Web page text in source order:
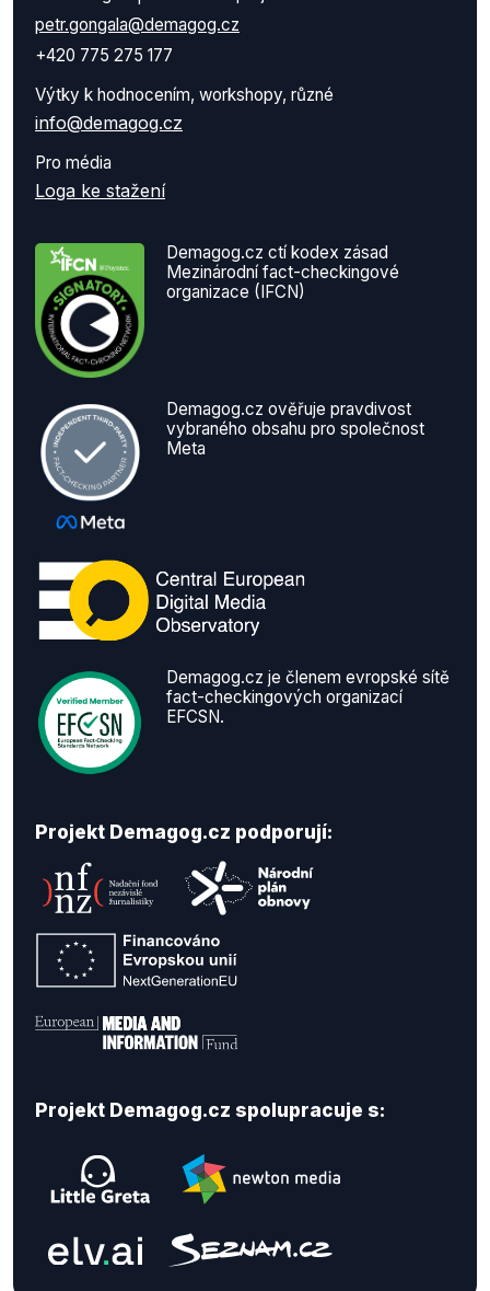
petr.gongala@demagog.cz
+420 775 275 177
Výtky k hodnocením, workshopy, různé
info@demagog.cz
Pro média
Loga ke stažení
Demagog.cz ctí kodex zásad
Mezinárodní fact-checkingové
organizace (IFCN)
Demagog.cz ověřuje pravdivost
vybraného obsahu pro společnost
Meta
Demagog.cz je členem evropské sítě
fact-checkingových organizací
EFCSN.
Projekt Demagog.cz podporují:
Projekt Demagog.cz spolupracuje s: